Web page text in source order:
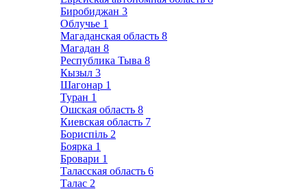
Биробиджан 3
Облучье 1
Магаданская область 8
Магадан 8
Республика Тыва 8
Кызыл 3
Шагонар 1
Туран 1
Ошская область 8
Киевская область 7
Бориспіль 2
Боярка 1
Бровари 1
Таласская область 6
Талас 2